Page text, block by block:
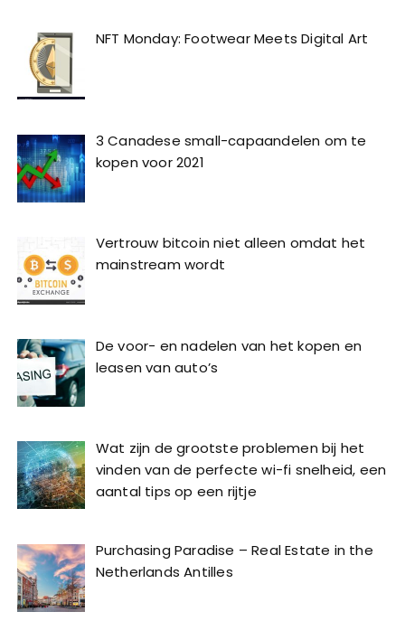
NFT Monday: Footwear Meets Digital Art
3 Canadese small-capaandelen om te
kopen voor 2021
Vertrouw bitcoin niet alleen omdat het
mainstream wordt
De voor- en nadelen van het kopen en
leasen van auto’s
Wat zijn de grootste problemen bij het
vinden van de perfecte wi-fi snelheid, een
aantal tips op een rijtje
Purchasing Paradise – Real Estate in the
Netherlands Antilles